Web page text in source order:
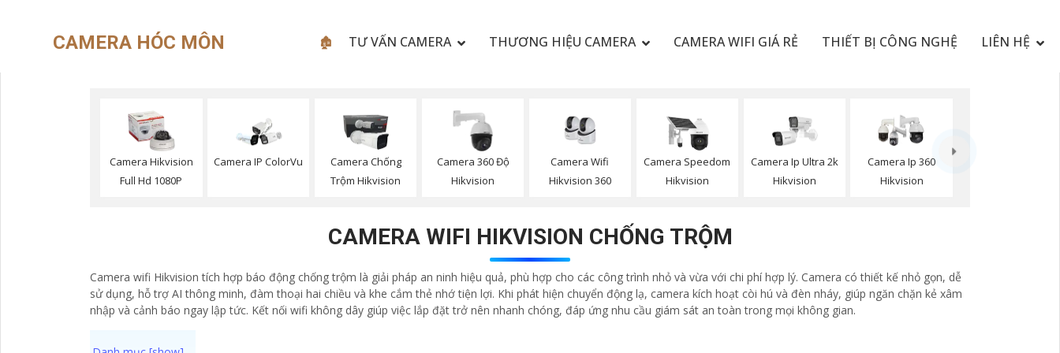
CAMERA HÓC MÔN 🏚 TƯ VẤN CAMERA THƯƠNG HIỆU CAMERA CAMERA WIFI GIÁ RẺ THIẾT BỊ CÔNG NGHỆ LIÊN HỆ
Camera Hikvision
Full Hd 1080P
Camera IP ColorVu
Camera Chống
Trộm Hikvision
Camera 360 Độ
Hikvision
Camera Wifi
Hikvision 360
Camera Speedom
Hikvision
Camera Ip Ultra 2k
Hikvision
Camera Ip 360
Hikvision
CAMERA WIFI HIKVISION CHỐNG TRỘM
Camera wifi Hikvision tích hợp báo động chống trộm là giải pháp an ninh hiệu quả, phù hợp cho các công trình nhỏ và vừa với chi phí hợp lý. Camera có thiết kế nhỏ gọn, dễ
sử dụng, hỗ trợ AI thông minh, đàm thoại hai chiều và khe cắm thẻ nhớ tiện lợi. Khi phát hiện chuyển động lạ, camera kích hoạt còi hú và đèn nháy, giúp ngăn chặn kẻ xâm
nhập và cảnh báo ngay lập tức. Kết nối wifi không dây giúp việc lắp đặt trở nên nhanh chóng, đáp ứng nhu cầu giám sát an toàn trong mọi không gian.